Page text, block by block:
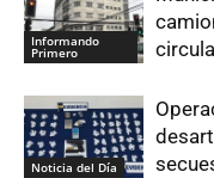
Informando
Primero
Noticia del Día